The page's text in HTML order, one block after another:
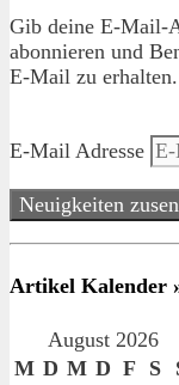
Gib deine E-Mail-
abonnieren und
E-Mail zu erhalten.
E-Mail Adresse
Neuigkeiten
Artikel Kalender
August 2026
M D M D F S